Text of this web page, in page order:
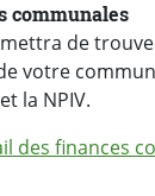
communales
de
votre
la NPIV.
des finances